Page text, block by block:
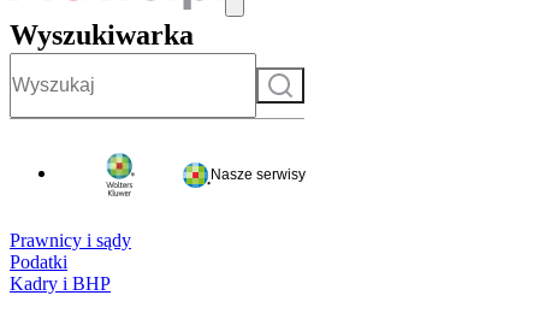
Wyszukiwarka
Szukaj
Nasze serwisy
Prawnicy i sądy
Podatki
Kadry i BHP